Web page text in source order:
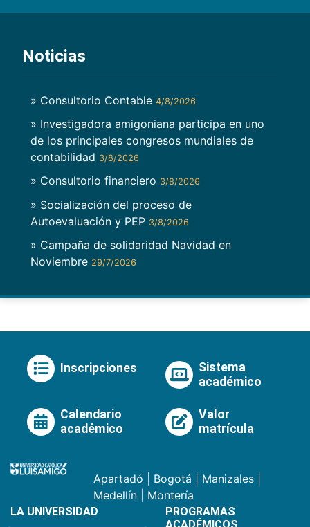
Noticias
» Consultorio Contable 4/8/2026
» Investigadora amigoniana participa en uno
de los principales congresos mundiales de
contabilidad 3/8/2026
» Consultorio financiero 3/8/2026
» Socialización del proceso de
Autoevaluación y PEP 3/8/2026
» Campaña de solidaridad Navidad en
Noviembre 29/7/2026
Inscripciones
Sistema
académico
Calendario
académico
Valor
matrícula
Apartadó Bogotá Manizales
Medellín
Montería
LA UNIVERSIDAD
PROGRAMAS